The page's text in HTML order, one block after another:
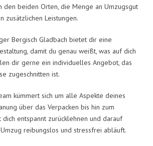
den beiden Orten, die Menge an Umzugsgut
zusätzlichen Leistungen.
Bergisch Gladbach bietet dir eine
damit du genau weißt, was auf dich
dir gerne ein individuelles Angebot, das
zugeschnitten ist.
kümmert sich um alle Aspekte deines
über das Verpacken bis hin zum
dich entspannt zurücklehnen und darauf
reibungslos und stressfrei abläuft.